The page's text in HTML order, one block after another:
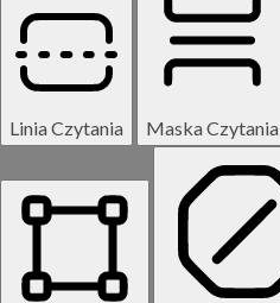
Linia Czytania Maska Czytania